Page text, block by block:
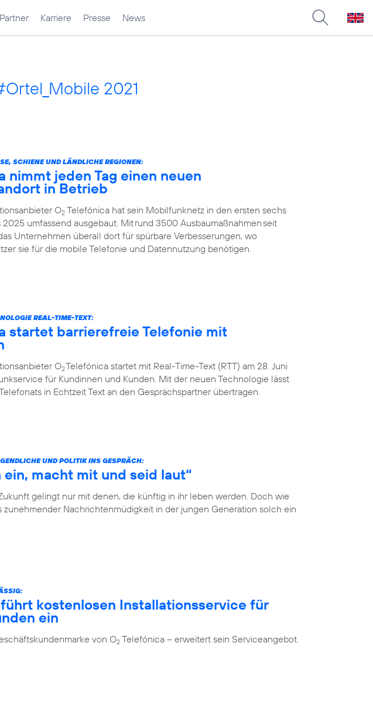
Partner Karriere Presse News
2021
SCHIENE UND LÄNDLICHE REGIONEN:
nimmt jeden Tag einen neuen
in Betrieb
O2 Telefónica hat sein Mobilfunknetz in den ersten sechs
2025 umfassend ausgebaut. Mit rund 3500 Ausbaumaßnahmen seit
Unternehmen überall dort für spürbare Verbesserungen, wo
sie für die mobile Telefonie und Datennutzung benötigen.
REAL-TIME-TEXT:
startet barrierefreie Telefonie mit
O2Telefónica startet mit Real-Time-Text (RTT) am 28. Juni
für Kundinnen und Kunden. Mit der neuen Technologie lässt
in Echtzeit Text an den Gesprächspartner übertragen.
UND POLITIK INS GESPRÄCH:
ein, macht mit und seid laut“
gelingt nur mit denen, die künftig in ihr leben werden. Doch wie
zunehmender Nachrichtenmüdigkeit in der jungen Generation solch ein
kostenlosen Installationsservice für
ein
von O2 Telefónica – erweitert sein Serviceangebot.